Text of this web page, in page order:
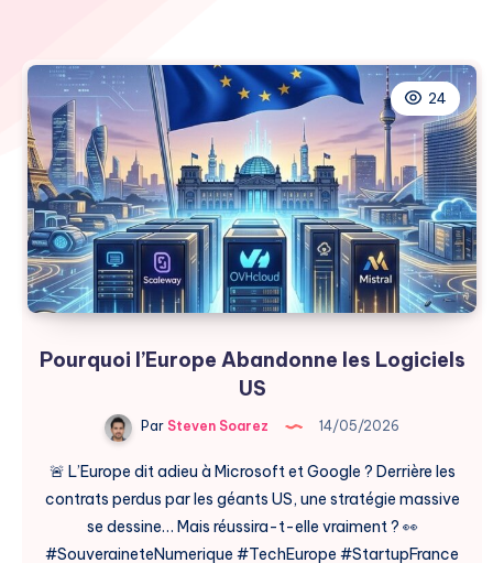
24
Pourquoi l’Europe Abandonne les Logiciels
US
Par Steven Soarez 14/05/2026
🚨 L’Europe dit adieu à Microsoft et Google ? Derrière les
contrats perdus par les géants US, une stratégie massive
se dessine… Mais réussira-t-elle vraiment ? 👀
#SouveraineteNumerique #TechEurope #StartupFrance